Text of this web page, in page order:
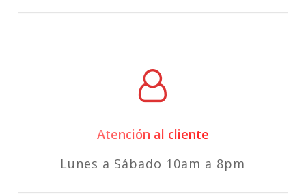
Atención al cliente
Lunes a Sábado 10am a 8pm